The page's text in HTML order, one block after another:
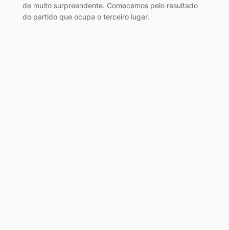
de muito surpreendente. Comecemos pelo resultado
do partido que ocupa o terceiro lugar.